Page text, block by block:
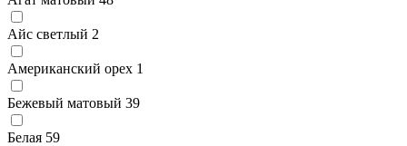
Айс светлый 2
Американский орех 1
Бежевый матовый 39
Белая 59